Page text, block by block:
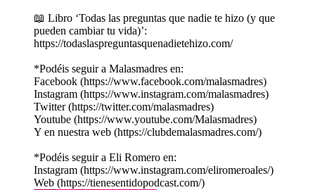
📖 Libro ‘Todas las preguntas que nadie te hizo (y que
pueden cambiar tu vida)’:
https://todaslaspreguntasquenadietehizo.com/
*Podéis seguir a Malasmadres en:
Facebook (https://www.facebook.com/malasmadres)
Instagram (https://www.instagram.com/malasmadres)
Twitter (https://twitter.com/malasmadres)
Youtube (https://www.youtube.com/Malasmadres)
Y en nuestra web (https://clubdemalasmadres.com/)
*Podéis seguir a Eli Romero en:
Instagram (https://www.instagram.com/eliromeroales/)
Web (https://tienesentidopodcast.com/)